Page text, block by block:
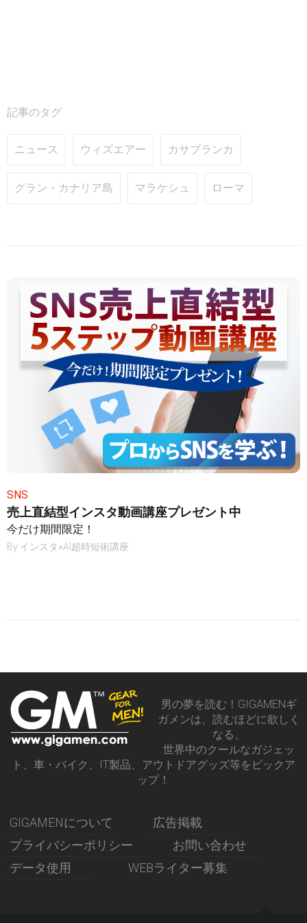
記事のタグ
ニュース ウィズエアー カサブランカ
グラン・カナリア島 マラケシュ ローマ
SNS
売上直結型インスタ動画講座プレゼント中
今だけ期間限定！
By インスタ×AI超時短術講座
男の夢を読む！GIGAMENギ
ガメンは、読むほどに欲しく
なる、
世界中のクールなガジェッ
ト、車・バイク、IT製品、アウトドアグッズ等をピックア
ップ！
GIGAMENについて
広告掲載
プライバシーポリシー
お問い合わせ
データ使用
WEBライター募集